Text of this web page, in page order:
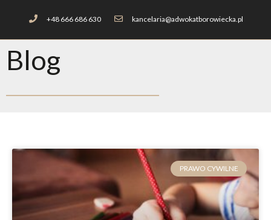
+48 666 686 630 kancelaria@adwokatborowiecka.pl
Blog
PRAWO CYWILNE